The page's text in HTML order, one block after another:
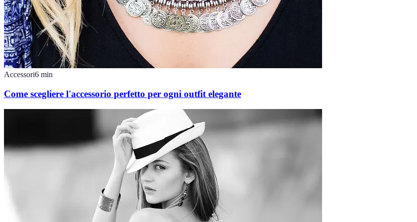
Accessori6 min
Come scegliere l'accessorio perfetto per ogni outfit elegante